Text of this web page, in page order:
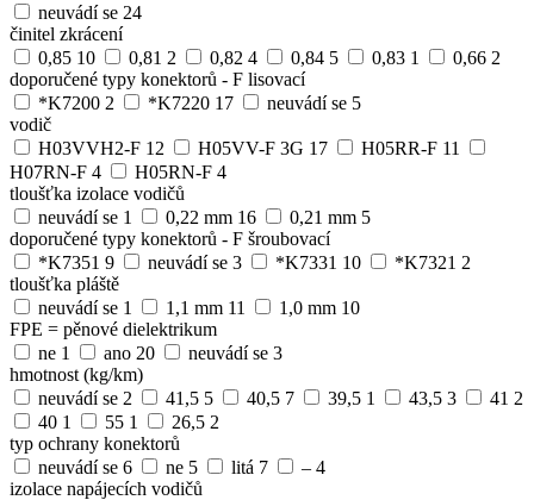
neuvádí se 24
činitel zkrácení
0,85 10 0,81 2 0,82 4 0,84 5 0,83 1 0,66 2
doporučené typy konektorů - F lisovací
*K7200 2 *K7220 17 neuvádí se 5
vodič
H03VVH2-F 12 H05VV-F 3G 17 H05RR-F 11
H07RN-F 4 H05RN-F 4
tloušťka izolace vodičů
neuvádí se 1 0,22 mm 16 0,21 mm 5
doporučené typy konektorů - F šroubovací
*K7351 9 neuvádí se 3 *K7331 10 *K7321 2
tloušťka pláště
neuvádí se 1 1,1 mm 11 1,0 mm 10
FPE = pěnové dielektrikum
ne 1 ano 20 neuvádí se 3
hmotnost (kg/km)
neuvádí se 2 41,5 5 40,5 7 39,5 1 43,5 3 41 2
40 1 55 1 26,5 2
typ ochrany konektorů
neuvádí se 6 ne 5 litá 7 – 4
izolace napájecích vodičů